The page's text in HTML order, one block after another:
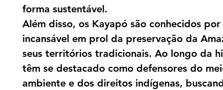
forma sustentável.
Além disso, os Kayapó são conhecidos
incansável em prol da preservação da
seus territórios tradicionais. Ao longo da
têm se destacado como defensores do
ambiente e dos direitos indígenas,